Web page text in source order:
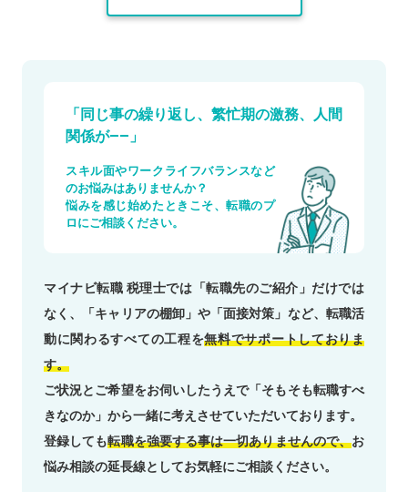
「同じ事の繰り返し、繁忙期の激務、人間
関係が——」
スキル面やワークライフバランスなど
のお悩みはありませんか？
悩みを感じ始めたときこそ、転職のプ
ロにご相談ください。
マイナビ転職 税理士では「転職先のご紹介」だけでは
なく、「キャリアの棚卸」や「面接対策」など、転職活
動に関わるすべての工程を無料でサポートしておりま
す。
ご状況とご希望をお伺いしたうえで「そもそも転職すべ
きなのか」から一緒に考えさせていただいております。
登録しても転職を強要する事は一切ありませんので、お
悩み相談の延長線としてお気軽にご相談ください。